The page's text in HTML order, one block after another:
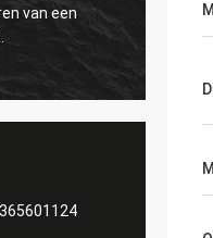
Perfect - het product is
nodig heb